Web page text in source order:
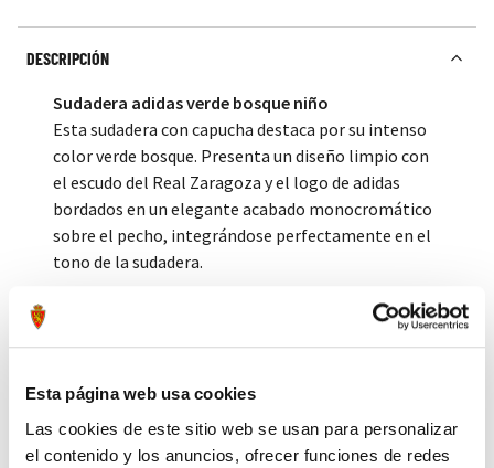
Esta página web usa cookies
Las cookies de este sitio web se usan para personalizar
el contenido y los anuncios, ofrecer funciones de redes
DESCRIPCIÓN
Sudadera adidas verde bosque niño
Esta sudadera con capucha destaca por su intenso
color verde bosque. Presenta un diseño limpio con
el escudo del Real Zaragoza y el logo de adidas
bordados en un elegante acabado monocromático
sobre el pecho, integrándose perfectamente en el
tono de la sudadera.
Tags:
Compartir por Whatsapp